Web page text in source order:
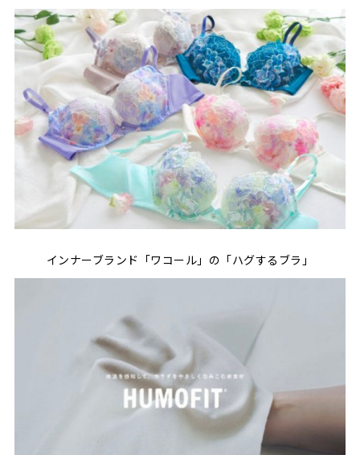
インナーブランド「ワコール」の「ハグするブラ」